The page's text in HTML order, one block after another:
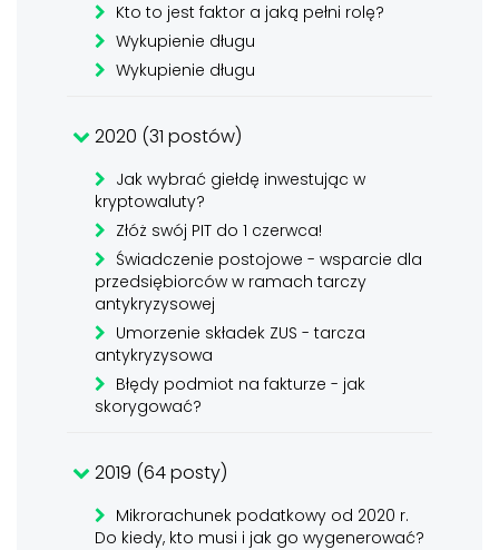
Kto to jest faktor a jaką pełni rolę?
Wykupienie długu
Wykupienie długu
2020 (31 postów)
Jak wybrać giełdę inwestując w
kryptowaluty?
Złóż swój PIT do 1 czerwca!
Świadczenie postojowe - wsparcie dla
przedsiębiorców w ramach tarczy
antykryzysowej
Umorzenie składek ZUS - tarcza
antykryzysowa
Błędy podmiot na fakturze - jak
skorygować?
2019 (64 posty)
Mikrorachunek podatkowy od 2020 r.
Do kiedy, kto musi i jak go wygenerować?